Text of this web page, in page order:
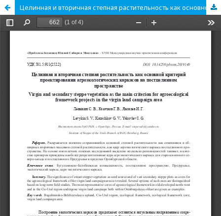
Целинная и вторичная степная растительность как основной критерий проектирования агроэкологических каркасов на постцелинном пространстве